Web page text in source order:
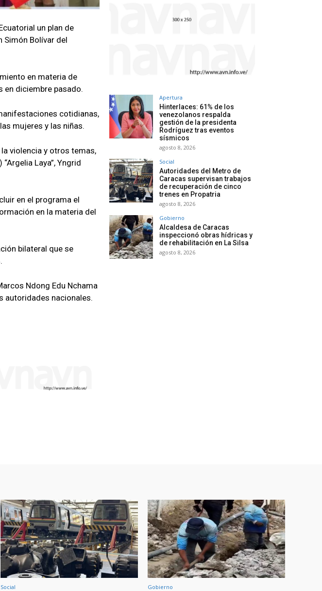
un plan de
Simón Bolívar del
en materia de
en diciembre pasado.
cotidianas,
mujeres y las niñas.
violencia y otros temas,
Laya”, Yngrid
en el programa el
en la materia del
bilateral que se
Ndong Edu Nchama
autoridades nacionales.
Apertura
Hinterlaces: 61% de los
venezolanos respalda
gestión de la presidenta
Rodríguez tras eventos
sísmicos
agosto 8, 2026
Social
Autoridades del Metro de
Caracas supervisan trabajos
de recuperación de cinco
trenes en Propatria
agosto 8, 2026
Gobierno
Alcaldesa de Caracas
inspeccionó obras hídricas y
de rehabilitación en La Silsa
agosto 8, 2026
Social Gobierno